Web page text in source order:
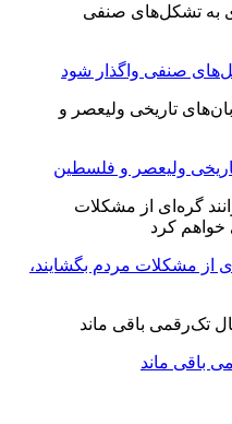
صنفی واگذار شود
ولیعصر و فلسطین
از مشکلات مردم بگشایند،
باقی ماند